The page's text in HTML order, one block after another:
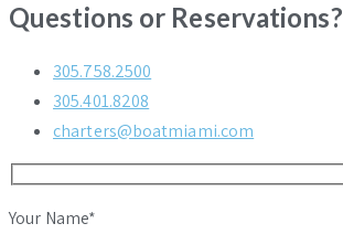
Questions or Reservations?
305.758.2500
305.401.8208
charters@boatmiami.com
Your Name*